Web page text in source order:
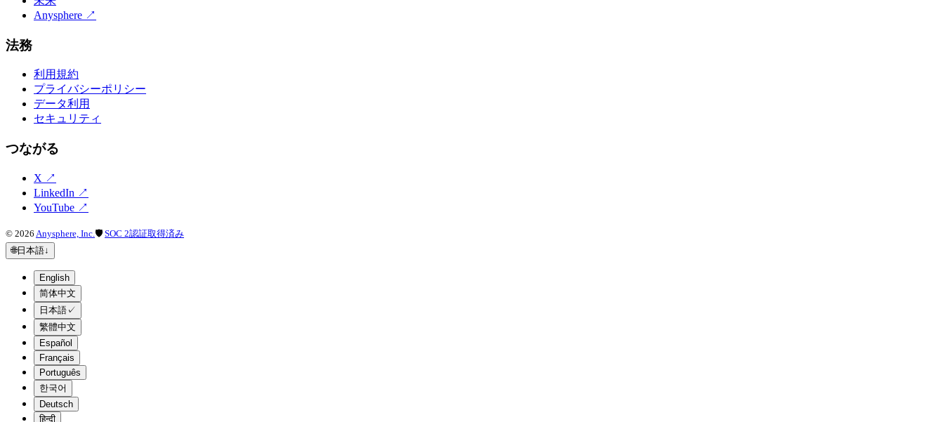
Anysphere ↗
法務
利用規約
プライバシーポリシー
データ利用
セキュリティ
つながる
X ↗
LinkedIn ↗
YouTube ↗
© 2026 Anysphere, Inc. 🛡 SOC 2認証取得済み
🌐日本語↓
English
简体中文
日本語 ✓
繁體中文
Español
Français
Português
한국어
Deutsch
हिन्दी